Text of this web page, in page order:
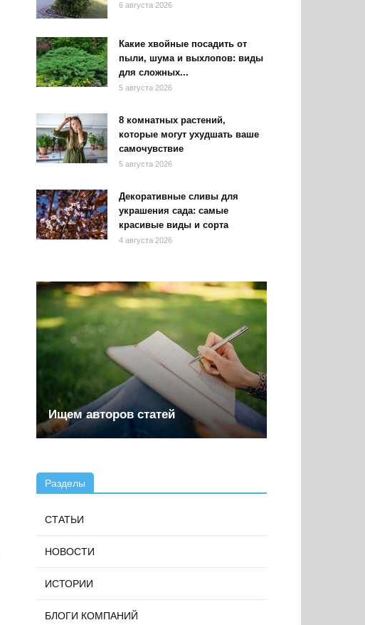
6 августа 2026
Какие хвойные посадить от
пыли, шума и выхлопов: виды
для сложных...
5 августа 2026
8 комнатных растений,
которые могут ухудшать ваше
самочувствие
5 августа 2026
Декоративные сливы для
украшения сада: самые
красивые виды и сорта
4 августа 2026
Ищем авторов статей
Разделы
СТАТЬИ
НОВОСТИ
ИСТОРИИ
БЛОГИ КОМПАНИЙ